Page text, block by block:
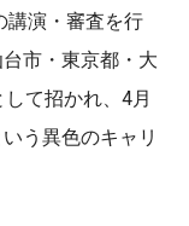
講演・審査を行
市・東京都・大
て招かれ、4月
う異色のキャリ